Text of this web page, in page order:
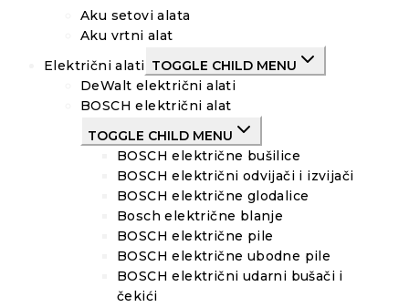
Aku setovi alata
Aku vrtni alat
Električni alati TOGGLE CHILD MENU
DeWalt električni alati
BOSCH električni alat
TOGGLE CHILD MENU
BOSCH električne bušilice
BOSCH električni odvijači i izvijači
BOSCH električne glodalice
Bosch električne blanje
BOSCH električne pile
BOSCH električne ubodne pile
BOSCH električni udarni bušači i
čekići